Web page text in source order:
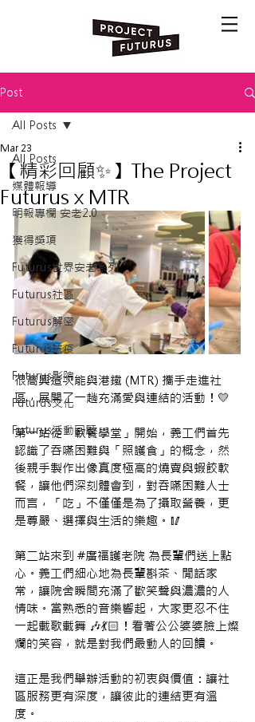
Post
All Posts
媒體報導
明報專欄 安老2.0
獲得獎項
Futurus世界安老系列
Futurus社區
Futurus解密
Futurus抗疫
Futurus影院
Futurus文化
Futurus活動回顧
All Posts
【精彩回顧✨】The Project
Futurus x MTR
Mar 23
很高興這次能與港鐵 (MTR) 攜手走進社
區，展開了一趟充滿愛與連結的活動！💛
第一站從「軟餐學堂」開始，義工們首先
認識了吞嚥困難與「照護食」的概念，然
後親手製作出像真度極高的燒賣與蝦餃軟
餐，讓他們深刻體會到，對吞嚥困難人士
而言，「吃」不僅僅是為了攝取營養，更
是尊嚴、選擇與生活的樂趣。🥢
第二站來到 #廣福護老院 為長輩們送上點
心。義工們細心地為長輩斟茶、閒話家
常，讓院舍瞬間充滿了歡笑聲與濃濃的人
情味。當熟悉的音樂響起，大家更忍不住
一起載歌載舞 🎶💃🏻！看著公公婆婆臉上燦
爛的笑容，就是對我們最動人的回饋。
這正是我們舉辦活動的初衷與價值：讓社
區服務更有深度，讓彼此的連結更有溫
度。